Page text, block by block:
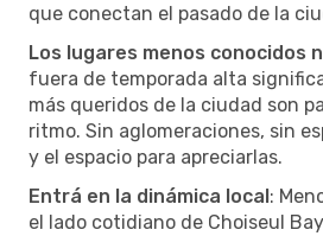
que conectan el pasado de la
Los lugares menos conocidos
fuera de temporada alta
más queridos de la ciudad son
ritmo. Sin aglomeraciones, sin
y el espacio para apreciarlas.
Entrá en la dinámica local:
el lado cotidiano de Choiseul